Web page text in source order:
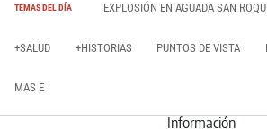
TEMAS DEL DÍA EXPLOSIÓN EN AGUADA SAN
+SALUD +HISTORIAS PUNTOS DE VISTA
MAS E
Información